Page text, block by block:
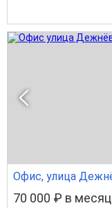
Офис, улица
70 000 ₽ в месяц